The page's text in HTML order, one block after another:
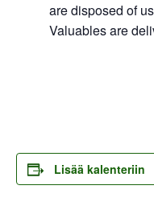
are disposed of
Valuables are
Lisää kalenteriin